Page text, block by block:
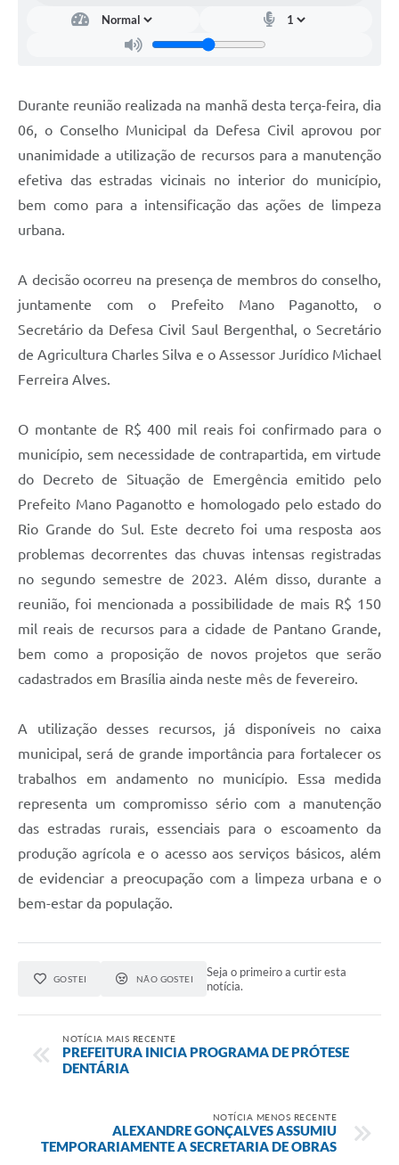
Durante reunião realizada na manhã desta terça-feira, dia
06, o Conselho Municipal da Defesa Civil aprovou por
unanimidade a utilização de recursos para a manutenção
efetiva das estradas vicinais no interior do município,
bem como para a intensificação das ações de limpeza
urbana.
A decisão ocorreu na presença de membros do conselho,
juntamente com o Prefeito Mano Paganotto, o
Secretário da Defesa Civil Saul Bergenthal, o Secretário
de Agricultura Charles Silva e o Assessor Jurídico Michael
Ferreira Alves.
O montante de R$ 400 mil reais foi confirmado para o
município, sem necessidade de contrapartida, em virtude
do Decreto de Situação de Emergência emitido pelo
Prefeito Mano Paganotto e homologado pelo estado do
Rio Grande do Sul. Este decreto foi uma resposta aos
problemas decorrentes das chuvas intensas registradas
no segundo semestre de 2023. Além disso, durante a
reunião, foi mencionada a possibilidade de mais R$ 150
mil reais de recursos para a cidade de Pantano Grande,
bem como a proposição de novos projetos que serão
cadastrados em Brasília ainda neste mês de fevereiro.
A utilização desses recursos, já disponíveis no caixa
municipal, será de grande importância para fortalecer os
trabalhos em andamento no município. Essa medida
representa um compromisso sério com a manutenção
das estradas rurais, essenciais para o escoamento da
produção agrícola e o acesso aos serviços básicos, além
de evidenciar a preocupação com a limpeza urbana e o
bem-estar da população.
GOSTEI NÃO GOSTEI
Seja o primeiro a curtir esta
notícia.
NOTÍCIA MAIS RECENTE
PREFEITURA INICIA PROGRAMA DE PRÓTESE
DENTÁRIA
NOTÍCIA MENOS RECENTE
ALEXANDRE GONÇALVES ASSUMIU
TEMPORARIAMENTE A SECRETARIA DE OBRAS